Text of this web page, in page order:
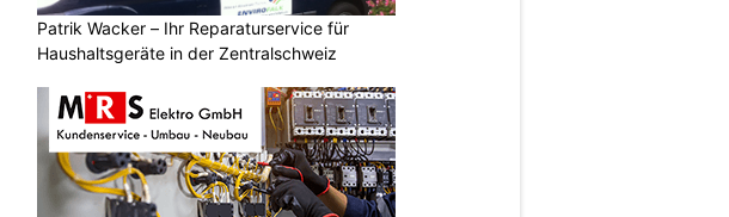
Patrik Wacker – Ihr Reparaturservice für
Haushaltsgeräte in der Zentralschweiz